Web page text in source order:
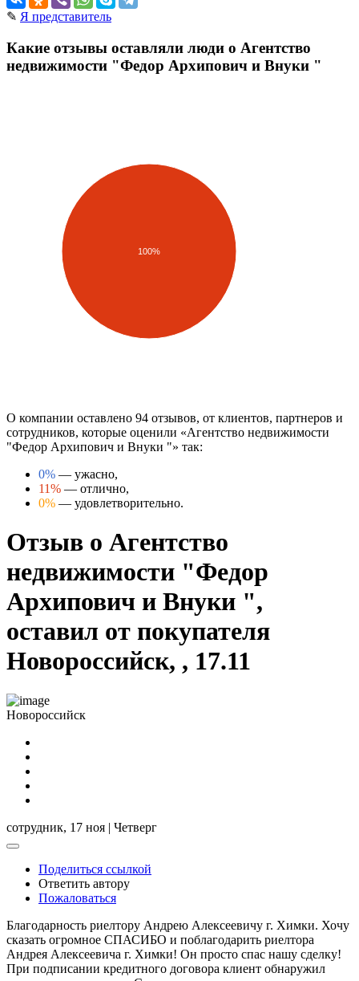
✎ Я представитель
Какие отзывы оставляли люди о Агентство
недвижимости "Федор Архипович и Внуки "
100%
О компании оставлено 94 отзывов, от клиентов, партнеров и
сотрудников, которые оценили «Агентство недвижимости
"Федор Архипович и Внуки "» так:
0% — ужасно,
11% — отлично,
0% — удовлетворительно.
Отзыв о Агентство
недвижимости "Федор
Архипович и Внуки ",
оставил от покупателя
Новороссийск, , 17.11
Новороссийск
сотрудник, 17 ноя | Четверг
Поделиться ссылкой
Ответить автору
Пожаловаться
Благодарность риелтору Андрею Алексеевичу г. Химки. Хочу
сказать огромное СПАСИБО и поблагодарить риелтора
Андрея Алексеевича г. Химки! Он просто спас нашу сделку!
При подписании кредитного договора клиент обнаружил